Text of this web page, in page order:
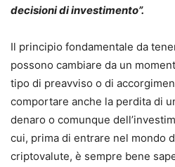
decisioni di investimento”.
Il principio fondamentale da
possono cambiare da un
tipo di preavviso o di
comportare anche la perdita di
denaro o comunque
cui, prima di entrare nel mondo
criptovalute, è sempre bene